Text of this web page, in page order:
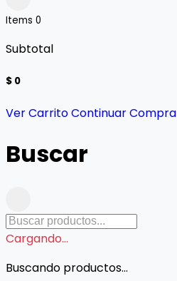
Items 0
Subtotal
$ 0
Ver CarritoContinuar Compra
Buscar
Cargando...
Buscando productos...